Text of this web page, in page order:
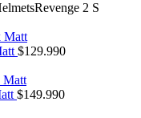
2 S
$129.990
$149.990